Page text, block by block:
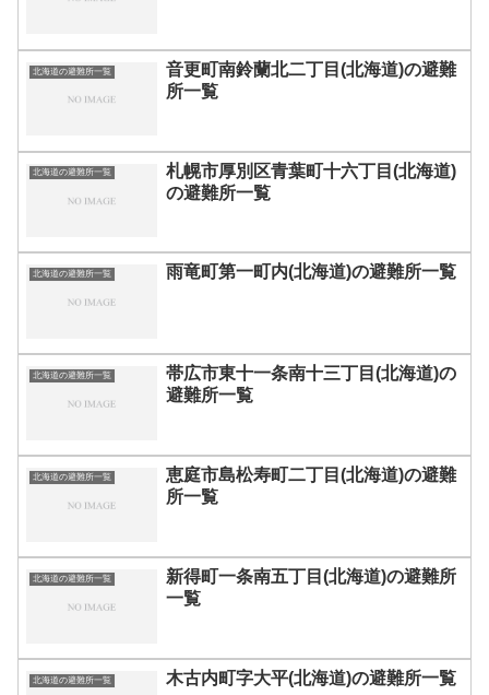
北海道の避難所一覧
音更町南鈴蘭北二丁目(北海道)の避難
所一覧
北海道の避難所一覧
札幌市厚別区青葉町十六丁目(北海道)
の避難所一覧
北海道の避難所一覧 雨竜町第一町内(北海道)の避難所一覧
北海道の避難所一覧
帯広市東十一条南十三丁目(北海道)の
避難所一覧
北海道の避難所一覧
恵庭市島松寿町二丁目(北海道)の避難
所一覧
北海道の避難所一覧
新得町一条南五丁目(北海道)の避難所
一覧
北海道の避難所一覧 木古内町字大平(北海道)の避難所一覧